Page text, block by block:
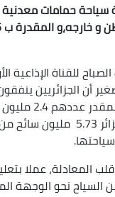
حمامات
للقناة الإذاعية
عملا
السياح نحو الوجهة